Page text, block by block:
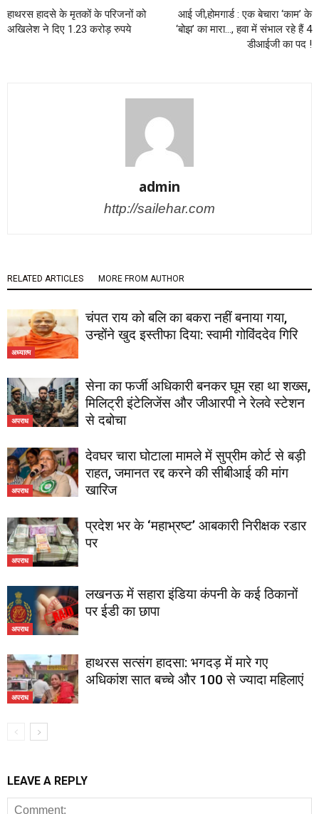
हाथरस हादसे के मृतकों के परिजनों को
अखिलेश ने दिए 1.23 करोड़ रुपये
आई जी,होमगार्ड : एक बेचारा ‘काम’ के
‘बोझ’ का मारा…, हवा में संभाल रहे हैं 4
डीआईजी का पद !
admin
http://sailehar.com
RELATED ARTICLES MORE FROM AUTHOR
अध्यात्म
चंपत राय को बलि का बकरा नहीं बनाया गया,
उन्होंने खुद इस्तीफा दिया: स्वामी गोविंददेव गिरि
अपराध
सेना का फर्जी अधिकारी बनकर घूम रहा था शख्स,
मिलिट्री इंटेलिजेंस और जीआरपी ने रेलवे स्टेशन
से दबोचा
अपराध
देवघर चारा घोटाला मामले में सुप्रीम कोर्ट से बड़ी
राहत, जमानत रद्द करने की सीबीआई की मांग
खारिज
अपराध
प्रदेश भर के ‘महाभ्रष्ट’ आबकारी निरीक्षक रडार
पर
अपराध
लखनऊ में सहारा इंडिया कंपनी के कई ठिकानों
पर ईडी का छापा
अपराध
हाथरस सत्संग हादसा: भगदड़ में मारे गए
अधिकांश सात बच्चे और 100 से ज्यादा महिलाएं
LEAVE A REPLY